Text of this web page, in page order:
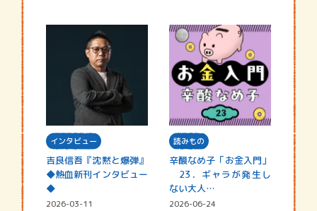
インタビュー
吉良信吾『沈黙と爆弾』
◆熱血新刊インタビュー
◆
2026-03-11
読みもの
辛酸なめ子「お金入門」
23．ギャラが発生し
ない大人…
2026-06-24